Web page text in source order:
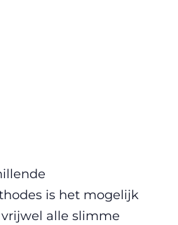
is het mogelijk
alle slimme